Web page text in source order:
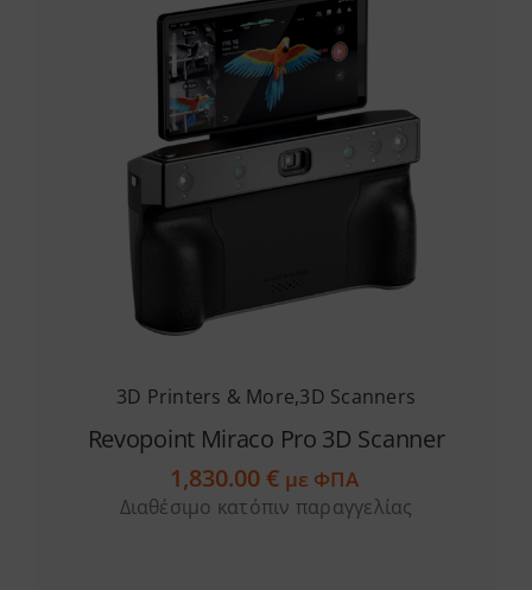
3D Printers & More,3D Scanners
Revopoint Miraco Pro 3D Scanner
1,830.00€ με ΦΠΑ
Διαθέσιμο κατόπιν παραγγελίας